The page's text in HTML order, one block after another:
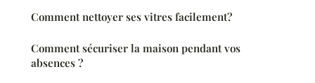
Comment nettoyer ses vitres facilement?
Comment sécuriser la maison pendant vos
absences ?